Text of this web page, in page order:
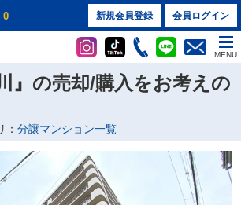
0 新規会員登録 会員ログイン
MENU
』の売却/購入をお考えの
： 分譲マンション一覧